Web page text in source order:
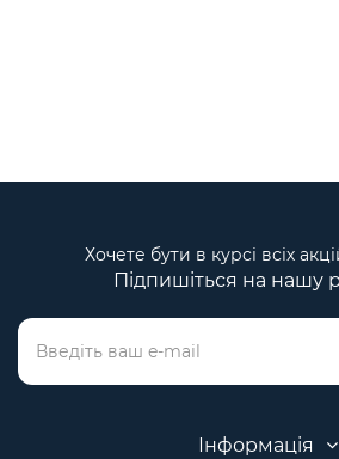
Хочете бути в курсі всіх
Підпишіться на нашу
Інформація